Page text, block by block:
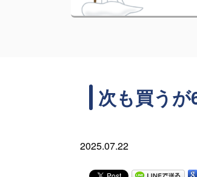
次も買う
2025.07.22